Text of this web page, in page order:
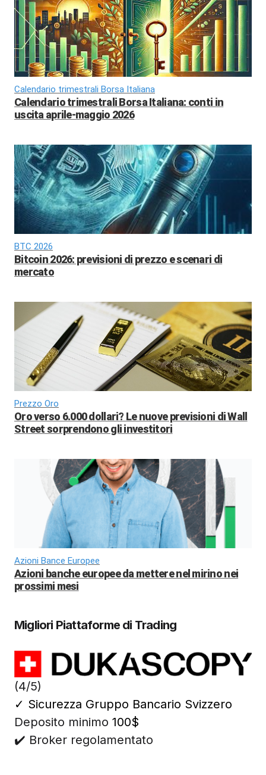
Calendario trimestrali Borsa Italiana
Calendario trimestrali Borsa Italiana: conti in
uscita aprile-maggio 2026
BTC 2026
Bitcoin 2026: previsioni di prezzo e scenari di
mercato
Prezzo Oro
Oro verso 6.000 dollari? Le nuove previsioni di Wall
Street sorprendono gli investitori
Azioni Bance Europee
Azioni banche europee da mettere nel mirino nei
prossimi mesi
Migliori Piattaforme di Trading
(4/5)
✓ Sicurezza Gruppo Bancario Svizzero
Deposito minimo 100$
✔️ Broker regolamentato